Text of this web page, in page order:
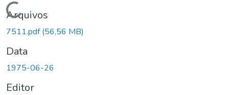
Carregando...
Arquivos
7511.pdf(56,56 MB)
Data
1975-06-26
Editor